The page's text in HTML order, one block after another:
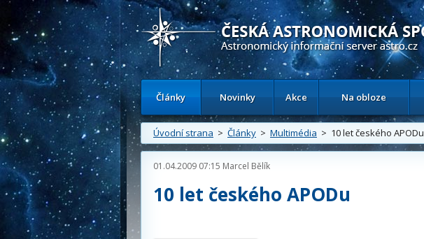
Česká astronomická společnost - Informační astronomický server
Články Novinky Akce Na obloze
Úvodní strana > Články > Multimédia > 10 let českého APODu
01.04.2009 07:15 Marcel Bělík
10 let českého APODu